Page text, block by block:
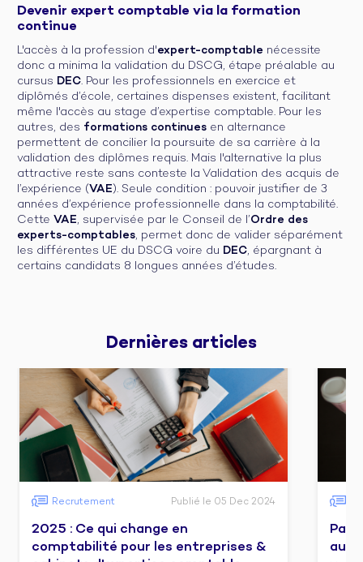
Devenir expert comptable via la formation
continue
L'accès à la profession d'expert-comptable nécessite
donc a minima la validation du DSCG, étape préalable au
cursus DEC. Pour les professionnels en exercice et
diplômés d’école, certaines dispenses existent, facilitant
même l'accès au stage d’expertise comptable. Pour les
autres, des formations continues en alternance
permettent de concilier la poursuite de sa carrière à la
validation des diplômes requis. Mais l'alternative la plus
attractive reste sans conteste la Validation des acquis de
l’expérience (VAE). Seule condition : pouvoir justifier de 3
années d’expérience professionnelle dans la comptabilité.
Cette VAE, supervisée par le Conseil de l’Ordre des
experts-comptables, permet donc de valider séparément
les différentes UE du DSCG voire du DEC, épargnant à
certains candidats 8 longues années d’études.
Dernières articles
Recrutement Publié le 05 Dec 2024
2025 : Ce qui change en
comptabilité pour les entreprises &